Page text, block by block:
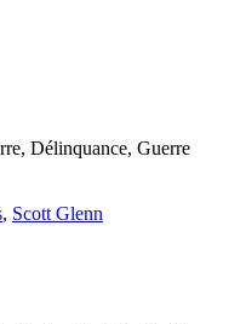
Délinquance, Guerre
, Scott Glenn